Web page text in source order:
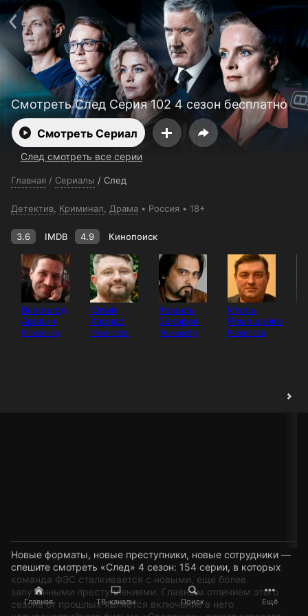
Главная ТВ-каналы Поиск Ещё
Смотреть След Серия 102 4 сезон бесплатно
Смотреть Сериал
След смотреть все серии
Главная / Сериалы / След
Детектив Криминал Драма Россия 18+
3.6 IMDB 4.9 Кинопоиск
Всеволод
Аравин
Режиссёр
Юрий
Харнас
Режиссёр
Камиль
Закиров
Режиссёр
Игорь
Ромащенко
Режиссёр
Новые форматы, новые преступники, новые сотрудники —
спешите смотреть «След» 4 сезон: 154 серии, в которых
команда ФЭС сталкивается с новыми, еще более
запутанными преступлениями. Главным отличием этого
сезона от прошлых является включение в него
Поддержка:support@24h.tv
О сервисе
Пользовательское соглашение
Политика конфиденциальности
Для партнёров
Открыть приложение
Ввести промокод
Установить на ТВ
Бесплатные каналы Контакты